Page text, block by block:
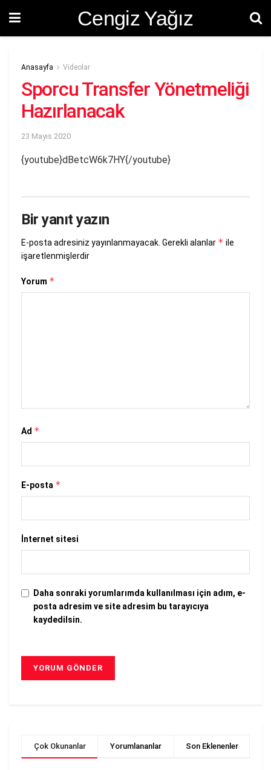
Cengiz Yağız
Anasayfa Videolar
Sporcu Transfer Yönetmeliği
Hazırlanacak
23 Mayıs 2020
{youtube}dBetcW6k7HY{/youtube}
Bir yanıt yazın
E-posta adresiniz yayınlanmayacak. Gerekli alanlar * ile
işaretlenmişlerdir
Yorum *
Ad *
E-posta *
İnternet sitesi
Daha sonraki yorumlarımda kullanılması için adım, e-
posta adresim ve site adresim bu tarayıcıya
kaydedilsin.
Çok Okunanlar Yorumlananlar Son Eklenenler